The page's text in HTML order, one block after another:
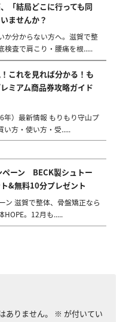
「結局どこに行っても同
ませんか？
か分からない方へ。滋賀で整
検査で肩こり・腰痛を根.....
これを見れば分かる！も
ミアム商品券攻略ガイド
年）最新情報 もりもり守山プ
い方・使い方・受.....
ペーン BECK製シュトー
&無料10分プレゼント
ン 滋賀で整体、骨盤矯正なら
HOPE。12月も.....
ありません。 ※ が付いてい